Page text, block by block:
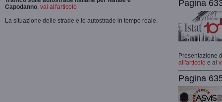
Capodanno, vai all'articolo
La situazione delle strade e le autostrade in tempo reale.
Pagina
Presentazione
all'articolo e al
Pagina